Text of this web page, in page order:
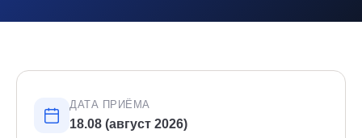
ДАТА ПРИЁМА
18.08 (август 2026)